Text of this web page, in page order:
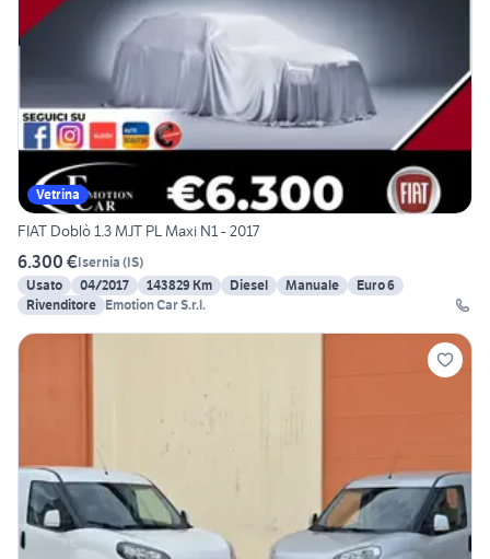
Vetrina
FIAT Doblò 1.3 MJT PL Maxi N1 - 2017
6.300 €Isernia (IS)
Usato
04/2017 143829 Km Diesel Manuale
Euro 6
Rivenditore Emotion Car S.r.l.